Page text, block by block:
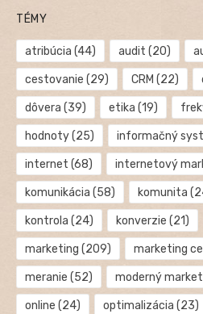
TÉMY
atribúcia (44) audit (20)
cestovanie (29) CRM (22)
dôvera (39) etika (19)
hodnoty(25) informačný
internet (68) internetový
komunikácia (58) komunita
kontrola (24) konverzie (21)
marketing (209) marketing
meranie (52) moderný
online (24) optimalizácia (23)